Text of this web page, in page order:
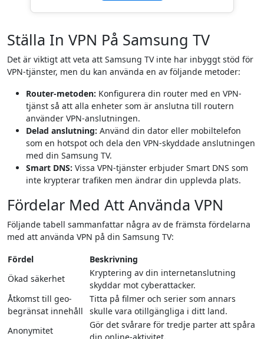
Ställa In VPN På Samsung TV
Det är viktigt att veta att Samsung TV inte har inbyggt stöd för
VPN-tjänster, men du kan använda en av följande metoder:
Router-metoden: Konfigurera din router med en VPN-
tjänst så att alla enheter som är anslutna till routern
använder VPN-anslutningen.
Delad anslutning: Använd din dator eller mobiltelefon
som en hotspot och dela den VPN-skyddade anslutningen
med din Samsung TV.
Smart DNS: Vissa VPN-tjänster erbjuder Smart DNS som
inte krypterar trafiken men ändrar din upplevda plats.
Fördelar Med Att Använda VPN
Följande tabell sammanfattar några av de främsta fördelarna
med att använda VPN på din Samsung TV:
Fördel
Beskrivning
Ökad säkerhet
Kryptering av din internetanslutning
skyddar mot cyberattacker.
Åtkomst till geo-
begränsat innehåll
Titta på filmer och serier som annars
skulle vara otillgängliga i ditt land.
Anonymitet
Gör det svårare för tredje parter att spåra